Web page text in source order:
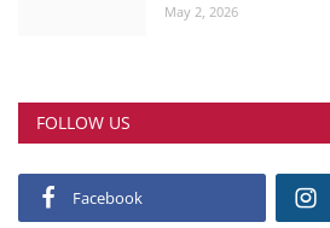
May 2, 2026
FOLLOW US
Facebook